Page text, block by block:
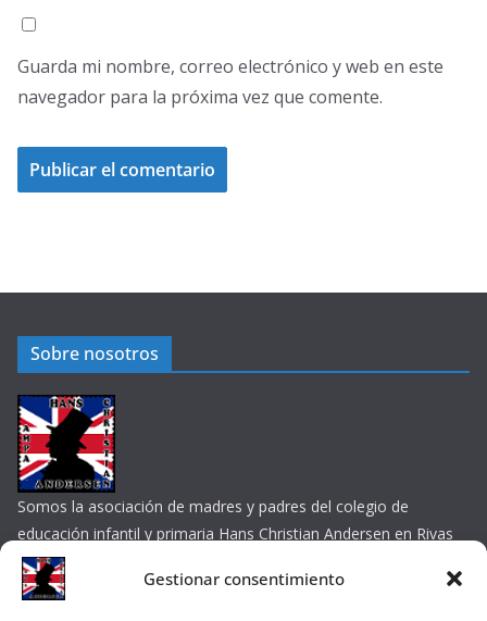
Gestionar consentimiento
Guarda mi nombre, correo electrónico y web en este
navegador para la próxima vez que comente.
Sobre nosotros
Somos la asociación de madres y padres del colegio de
educación infantil y primaria Hans Christian Andersen en Rivas
Vaciamadrid
Contacta por e-mail